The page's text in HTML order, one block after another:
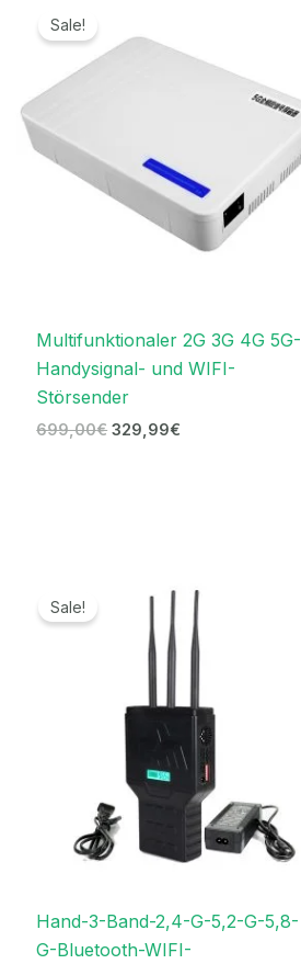
Sale!
Multifunktionaler 2G 3G 4G 5G-
Handysignal- und WIFI-
Störsender
699,00€
war:
699,00€
329,99€
329,99€.
Sale!
Hand-3-Band-2,4-G-5,2-G-5,8-
G-Bluetooth-WIFI-
Preis
699,00€
Preis
ist:
489,99€.